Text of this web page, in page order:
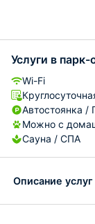
Услуги в
Wi-Fi
Автостоянка /
Можно с
Сауна / СПА
Описание